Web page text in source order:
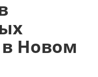
Новом